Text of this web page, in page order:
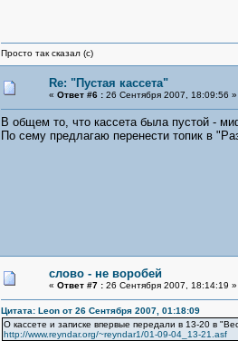
Просто так сказал (с)
Re: "Пустая кассета"
« Ответ #6 :26 Сентября 2007, 18:09:56 »
В общем то, что кассета была пустой -
По сему предлагаю перенести топик в
слово - не воробей
« Ответ #7 :26 Сентября 2007, 18:14:19 »
Цитата: Leon от 26 Сентября 2007, 01:18:09
О кассете и записке впервые передали в 13-20 в
http://www.reyndar.org/~reyndar1/01-09-04_13-21.asf